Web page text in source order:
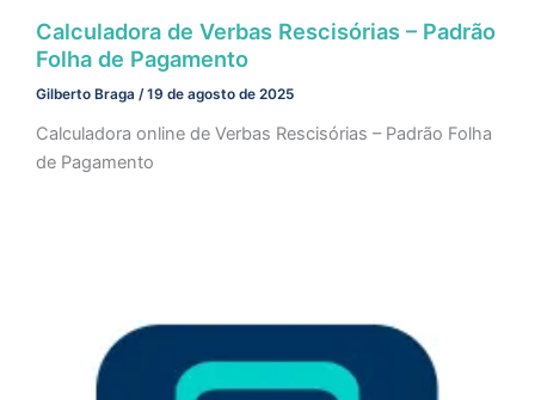
Calculadora de Verbas Rescisórias – Padrão
Folha de Pagamento
Gilberto Braga /19 de agosto de 2025
Calculadora online de Verbas Rescisórias – Padrão Folha
de Pagamento